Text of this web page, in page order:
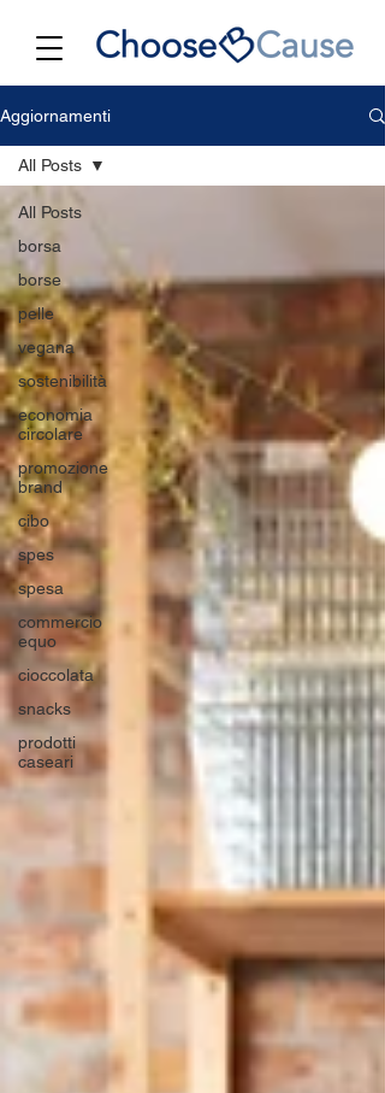
Aggiornamenti
All Posts
borsa
borse
pelle
vegana
sostenibilità
economia
circolare
promozione
brand
cibo
spes
spesa
commercio
equo
cioccolata
snacks
prodotti
caseari
All Posts